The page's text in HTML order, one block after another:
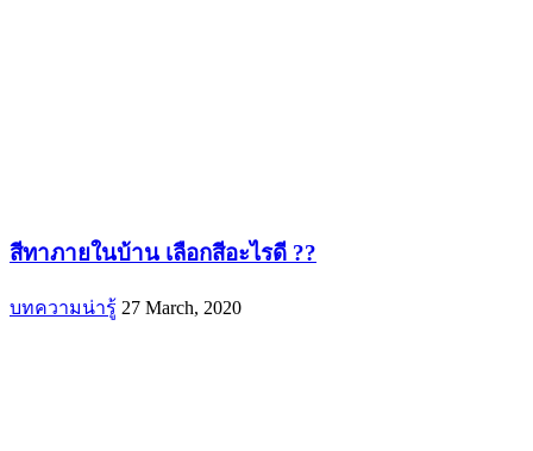
สีทาภายในบ้าน เลือกสีอะไรดี ??
บทความน่ารู้ 27 March, 2020